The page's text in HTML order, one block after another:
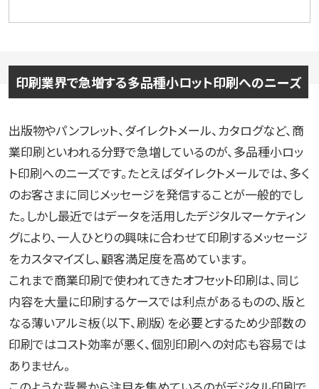
印刷業界で急増する多品種小ロット印刷へのニーズ
出版物やパンフレット、ダイレクトメール、カタログなど、商
業印刷といわれる分野で急増しているのが、多品種小ロッ
ト印刷へのニーズです。たとえばダイレクトメールでは、多く
のお客さまに同じメッセージを発信することが一般的でし
た。しかし最近ではデータを活用したデジタルマーケティン
グにより、一人ひとりの興味に合わせて印刷するメッセージ
をカスタマイズし、顧客満足度を高めています。
これまで商業印刷で使われてきたオフセット印刷は、同じ
内容を大量に印刷するケースでは利点があるものの、版と
なる薄いアルミ板（以下、刷版）を必要とするため少部数の
印刷ではコスト効率が悪く、個別印刷への対応も容易では
ありません。